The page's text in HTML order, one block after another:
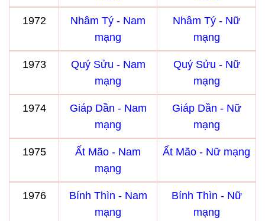
1972
Nhâm Tý - Nam
mạng
Nhâm Tý - Nữ
mạng
1973
Quý Sửu - Nam
mạng
Quý Sửu - Nữ
mạng
1974
Giáp Dần - Nam
mạng
Giáp Dần - Nữ
mạng
1975
Ất Mão - Nam
mạng
Ất Mão - Nữ mạng
1976
Bính Thìn - Nam
mạng
Bính Thìn - Nữ
mạng